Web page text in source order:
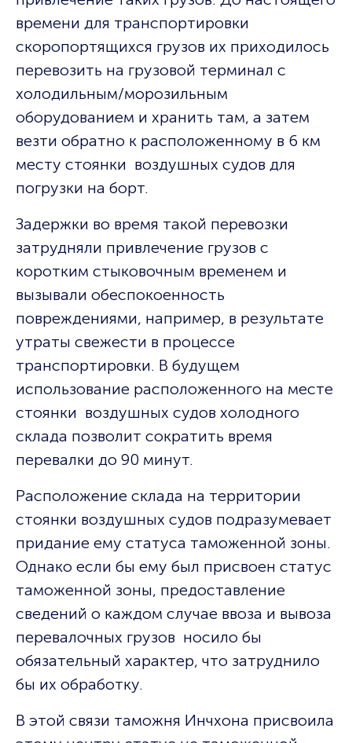
времени для транспортировки
скоропортящихся грузов их приходилось
перевозить на грузовой терминал с
холодильным/морозильным
оборудованием и хранить там, а затем
везти обратно к расположенному в 6 км
месту стоянки воздушных судов для
погрузки на борт.
Задержки во время такой перевозки
затрудняли привлечение грузов с
коротким стыковочным временем и
вызывали обеспокоенность
повреждениями, например, в результате
утраты свежести в процессе
транспортировки. В будущем
использование расположенного на месте
стоянки воздушных судов холодного
склада позволит сократить время
перевалки до 90 минут.
Расположение склада на территории
стоянки воздушных судов подразумевает
придание ему статуса таможенной зоны.
Однако если бы ему был присвоен статус
таможенной зоны, предоставление
сведений о каждом случае ввоза и вывоза
перевалочных грузов носило бы
обязательный характер, что затруднило
бы их обработку.
В этой связи таможня Инчхона присвоила